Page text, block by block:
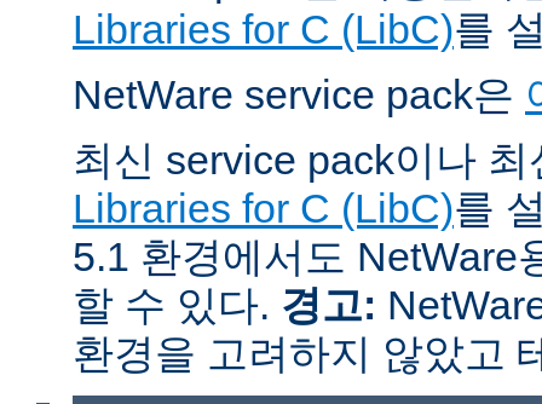
Libraries for C (LibC)를
NetWare service pack은
최신 service pack이나
Libraries for C (LibC)를
5.1 환경에서도 NetWare
할 수 있다. 경고:
환경을 고려하지 않았고